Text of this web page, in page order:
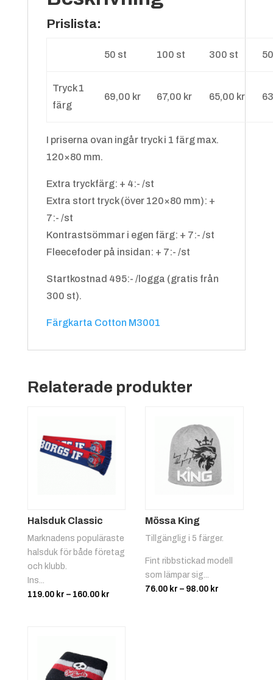
Prislista:
50 st 100 st 300 st
Tryck 1
färg
69,00 kr 67,00 kr 65,00 kr
I priserna ovan ingår tryck i 1 färg max.
120×80 mm.
Extra tryckfärg: + 4:- /st
Extra stort tryck (över 120×80 mm): +
7:- /st
Kontrastsömmar i egen färg: + 7:- /st
Fleecefoder på insidan: + 7:- /st
Startkostnad 495:- /logga (gratis från
300 st).
Färgkarta Cotton M3001
Relaterade produkter
Halsduk Classic
Marknadens populäraste
halsduk för både företag
och klubb.
Ins...
119.00 kr – 160.00 krPrisintervall:
Mössa King
Tillgänglig i 5 färger.
Fint ribbstickad modell
som lämpar sig...
76.00 kr – 98.00 kr